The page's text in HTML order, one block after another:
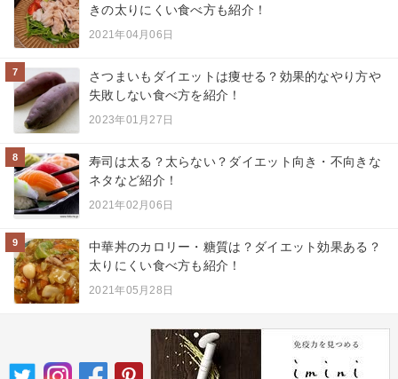
きの太りにくい食べ方も紹介！
2021年04月06日
7
さつまいもダイエットは痩せる？効果的なやり方や
失敗しない食べ方を紹介！
2023年01月27日
8
寿司は太る？太らない？ダイエット向き・不向きな
ネタなど紹介！
2021年02月06日
9
中華丼のカロリー・糖質は？ダイエット効果ある？
太りにくい食べ方も紹介！
2021年05月28日